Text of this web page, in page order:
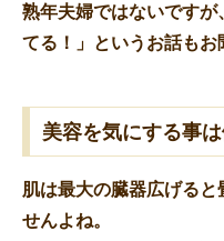
熟年夫婦ではないです
てる！」というお話もお
美容を気にする事
肌は最大の臓器広げると
せんよね。